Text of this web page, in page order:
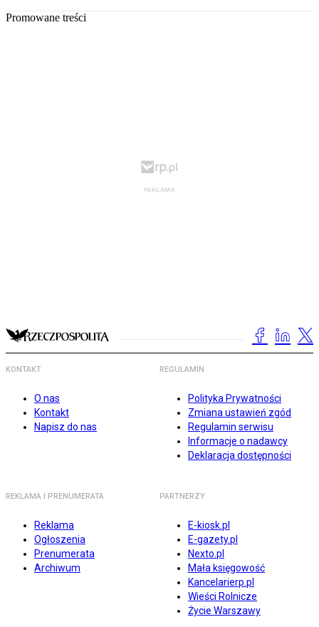
Promowane treści
KONTAKT
O nas
Kontakt
Napisz do nas
REGULAMIN
Polityka Prywatności
Zmiana ustawień zgód
Regulamin serwisu
Informacje o nadawcy
Deklaracja dostępności
REKLAMA I PRENUMERATA
Reklama
Ogłoszenia
Prenumerata
Archiwum
PARTNERZY
E-kiosk.pl
E-gazety.pl
Nexto.pl
Mała księgowość
Kancelarierp.pl
Wieści Rolnicze
Życie Warszawy